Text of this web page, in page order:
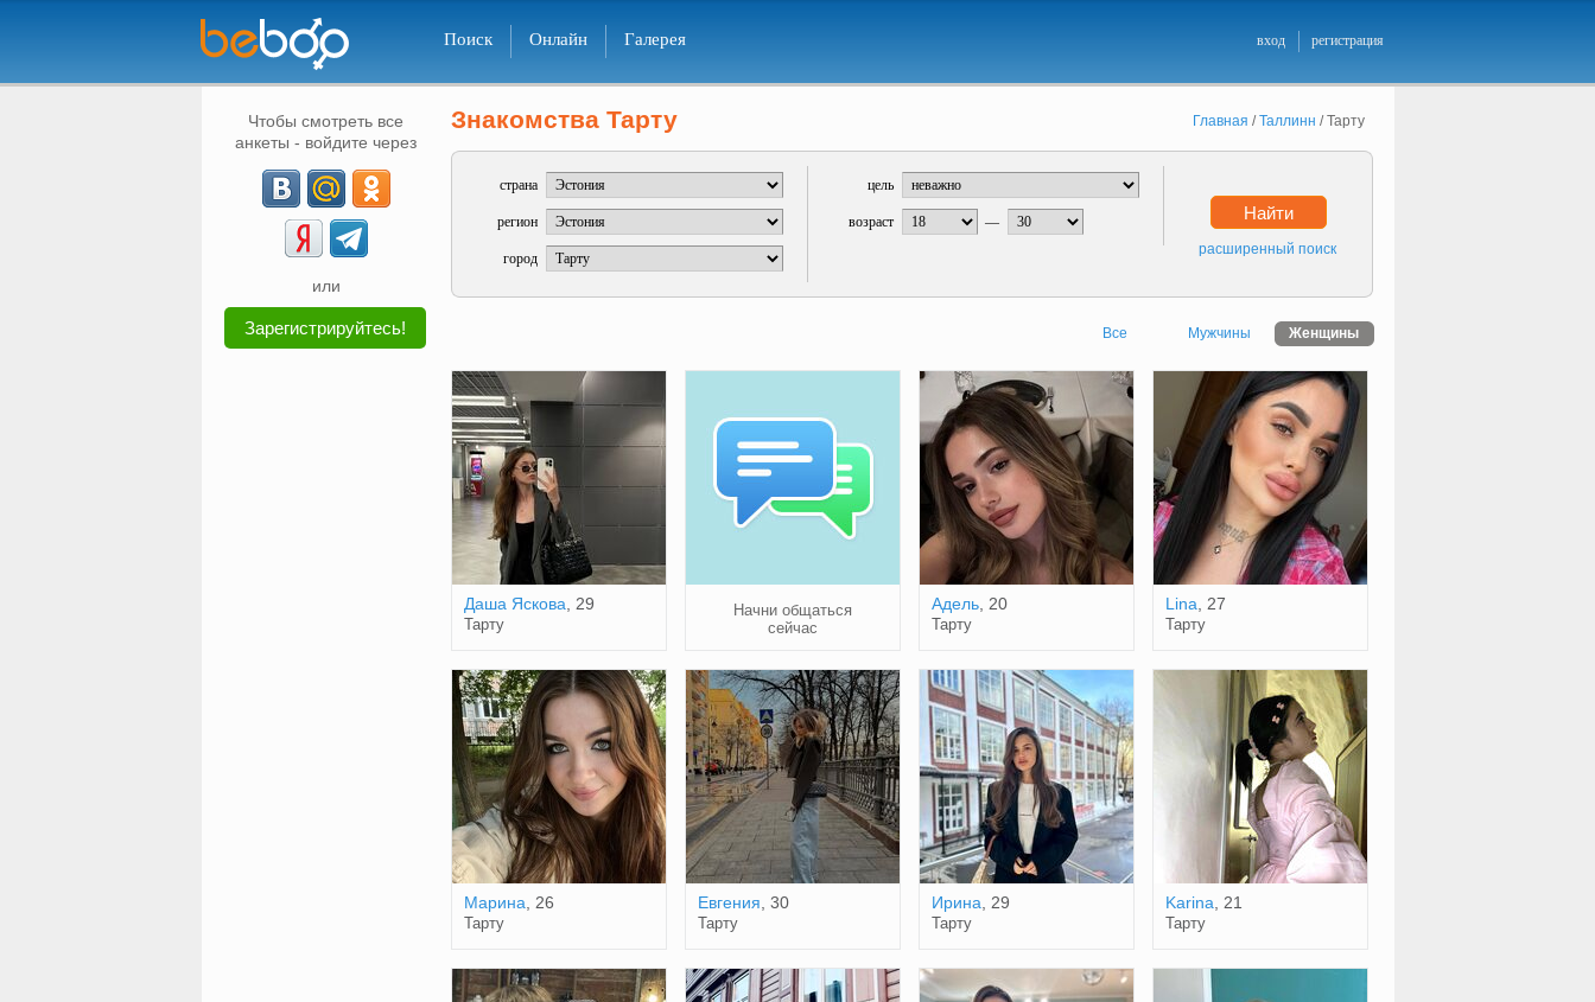
Поиск Онлайн Галерея вход регистрация
Чтобы смотреть все
анкеты - войдите через
или
Зарегистрируйтесь!
Знакомства Тарту Главная /Таллинн /Тарту
страна
регион
город
цель
возраст — Найти
расширенный поиск
Все Мужчины Женщины
Даша Яскова , 29
Тарту
Начни общаться
сейчас
Адель, 20
Тарту
Lina , 27
Тарту
Марина , 26
Тарту
Евгения , 30
Тарту
Ирина , 29
Тарту
Karina , 21
Тарту